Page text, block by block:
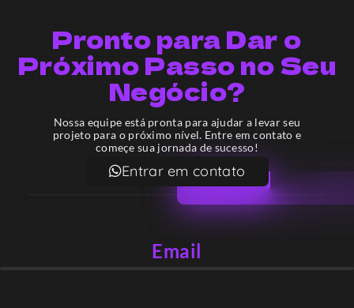
Pronto para Dar o
Próximo Passo no Seu
Negócio?
Nossa equipe está pronta para ajudar a levar seu
projeto para o próximo nível. Entre em contato e
começe sua jornada de sucesso!
Entrar em contato
Email